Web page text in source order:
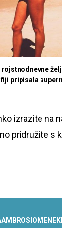
rojstnodnevne
pripisala
izrazite na
pridružite s
AMBROSIO